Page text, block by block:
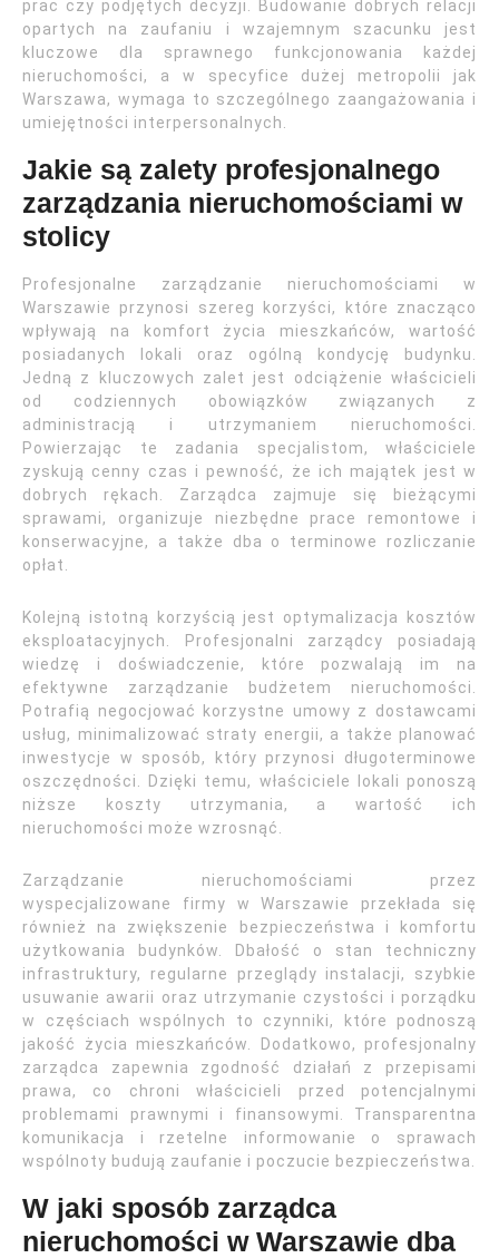
prac czy podjętych decyzji. Budowanie dobrych relacji
opartych na zaufaniu i wzajemnym szacunku jest
kluczowe dla sprawnego funkcjonowania każdej
nieruchomości, a w specyfice dużej metropolii jak
Warszawa, wymaga to szczególnego zaangażowania i
umiejętności interpersonalnych.
Jakie są zalety profesjonalnego
zarządzania nieruchomościami w
stolicy
Profesjonalne zarządzanie nieruchomościami w
Warszawie przynosi szereg korzyści, które znacząco
wpływają na komfort życia mieszkańców, wartość
posiadanych lokali oraz ogólną kondycję budynku.
Jedną z kluczowych zalet jest odciążenie właścicieli
od codziennych obowiązków związanych z
administracją i utrzymaniem nieruchomości.
Powierzając te zadania specjalistom, właściciele
zyskują cenny czas i pewność, że ich majątek jest w
dobrych rękach. Zarządca zajmuje się bieżącymi
sprawami, organizuje niezbędne prace remontowe i
konserwacyjne, a także dba o terminowe rozliczanie
opłat.
Kolejną istotną korzyścią jest optymalizacja kosztów
eksploatacyjnych. Profesjonalni zarządcy posiadają
wiedzę i doświadczenie, które pozwalają im na
efektywne zarządzanie budżetem nieruchomości.
Potrafią negocjować korzystne umowy z dostawcami
usług, minimalizować straty energii, a także planować
inwestycje w sposób, który przynosi długoterminowe
oszczędności. Dzięki temu, właściciele lokali ponoszą
niższe koszty utrzymania, a wartość ich
nieruchomości może wzrosnąć.
Zarządzanie nieruchomościami przez
wyspecjalizowane firmy w Warszawie przekłada się
również na zwiększenie bezpieczeństwa i komfortu
użytkowania budynków. Dbałość o stan techniczny
infrastruktury, regularne przeglądy instalacji, szybkie
usuwanie awarii oraz utrzymanie czystości i porządku
w częściach wspólnych to czynniki, które podnoszą
jakość życia mieszkańców. Dodatkowo, profesjonalny
zarządca zapewnia zgodność działań z przepisami
prawa, co chroni właścicieli przed potencjalnymi
problemami prawnymi i finansowymi. Transparentna
komunikacja i rzetelne informowanie o sprawach
wspólnoty budują zaufanie i poczucie bezpieczeństwa.
W jaki sposób zarządca
nieruchomości w Warszawie dba